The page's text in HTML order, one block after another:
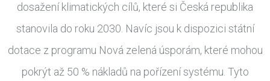
dosažení klimatických cílů, které si Česká republika
stanovila do roku 2030. Navíc jsou k dispozici státní
dotace z programu Nová zelená úsporám, které mohou
pokrýt až 50 % nákladů na pořízení systému. Tyto